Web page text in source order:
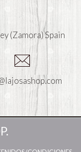
(Zamora) Spain